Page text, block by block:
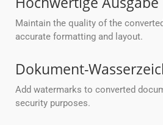
Maintain the quality of the
accurate formatting and layout.
Dokument-
Add watermarks to converted
security purposes.